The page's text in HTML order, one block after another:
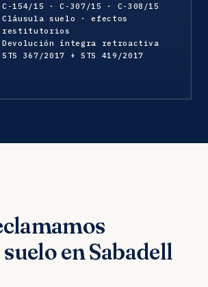
C-154/15 · C-307/15 · C-308/15
Cláusula suelo · efectos
restitutorios
Devolución íntegra retroactiva
STS 367/2017 + STS 419/2017
en Sabadell